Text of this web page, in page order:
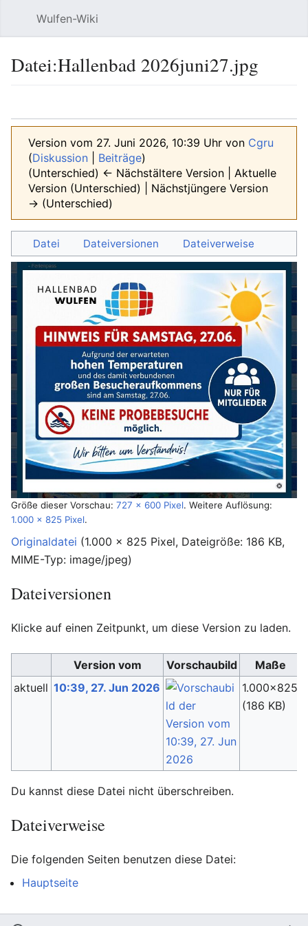
Wulfen-Wiki
Datei:Hallenbad 2026juni27.jpg
Version vom 27. Juni 2026, 10:39 Uhr von Cgru
(Diskussion Beiträge)
(Unterschied) ← Nächstältere Version | Aktuelle
Version (Unterschied) | Nächstjüngere Version
→ (Unterschied)
Datei Dateiversionen Dateiverweise
Größe dieser Vorschau: 727 × 600 Pixel. Weitere Auflösung:
1.000 × 825 Pixel.
Originaldatei (1.000 × 825 Pixel, Dateigröße: 186 KB,
MIME-Typ: image/jpeg)
Dateiversionen
Klicke auf einen Zeitpunkt, um diese Version zu laden.
Version vom Vorschaubild
Maße
aktuell 10:39, 27. Jun 2026
1.000×825
(186 KB)
Du kannst diese Datei nicht überschreiben.
Dateiverweise
Die folgenden Seiten benutzen diese Datei:
Hauptseite